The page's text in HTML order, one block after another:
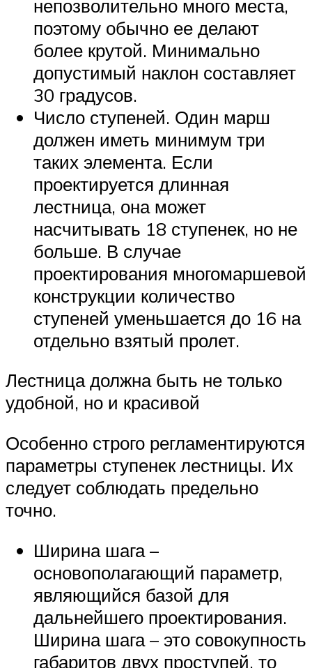
непозволительно много места,
поэтому обычно ее делают
более крутой. Минимально
допустимый наклон составляет
30 градусов.
Число ступеней. Один марш
должен иметь минимум три
таких элемента. Если
проектируется длинная
лестница, она может
насчитывать 18 ступенек, но не
больше. В случае
проектирования многомаршевой
конструкции количество
ступеней уменьшается до 16 на
отдельно взятый пролет.
Лестница должна быть не только
удобной, но и красивой
Особенно строго регламентируются
параметры ступенек лестницы. Их
следует соблюдать предельно
точно.
Ширина шага –
основополагающий параметр,
являющийся базой для
дальнейшего проектирования.
Ширина шага – это совокупность
габаритов двух проступей, то